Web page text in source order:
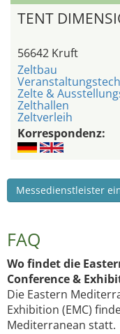
TENT
56642 Kruft
Zeltbau
Zelte &
Zelthallen
Zeltverleih
Korrespondenz:
Messedienstleister
FAQ
Wo findet die
Conference &
Die Eastern
Exhibition (EMC)
Mediterranean statt.